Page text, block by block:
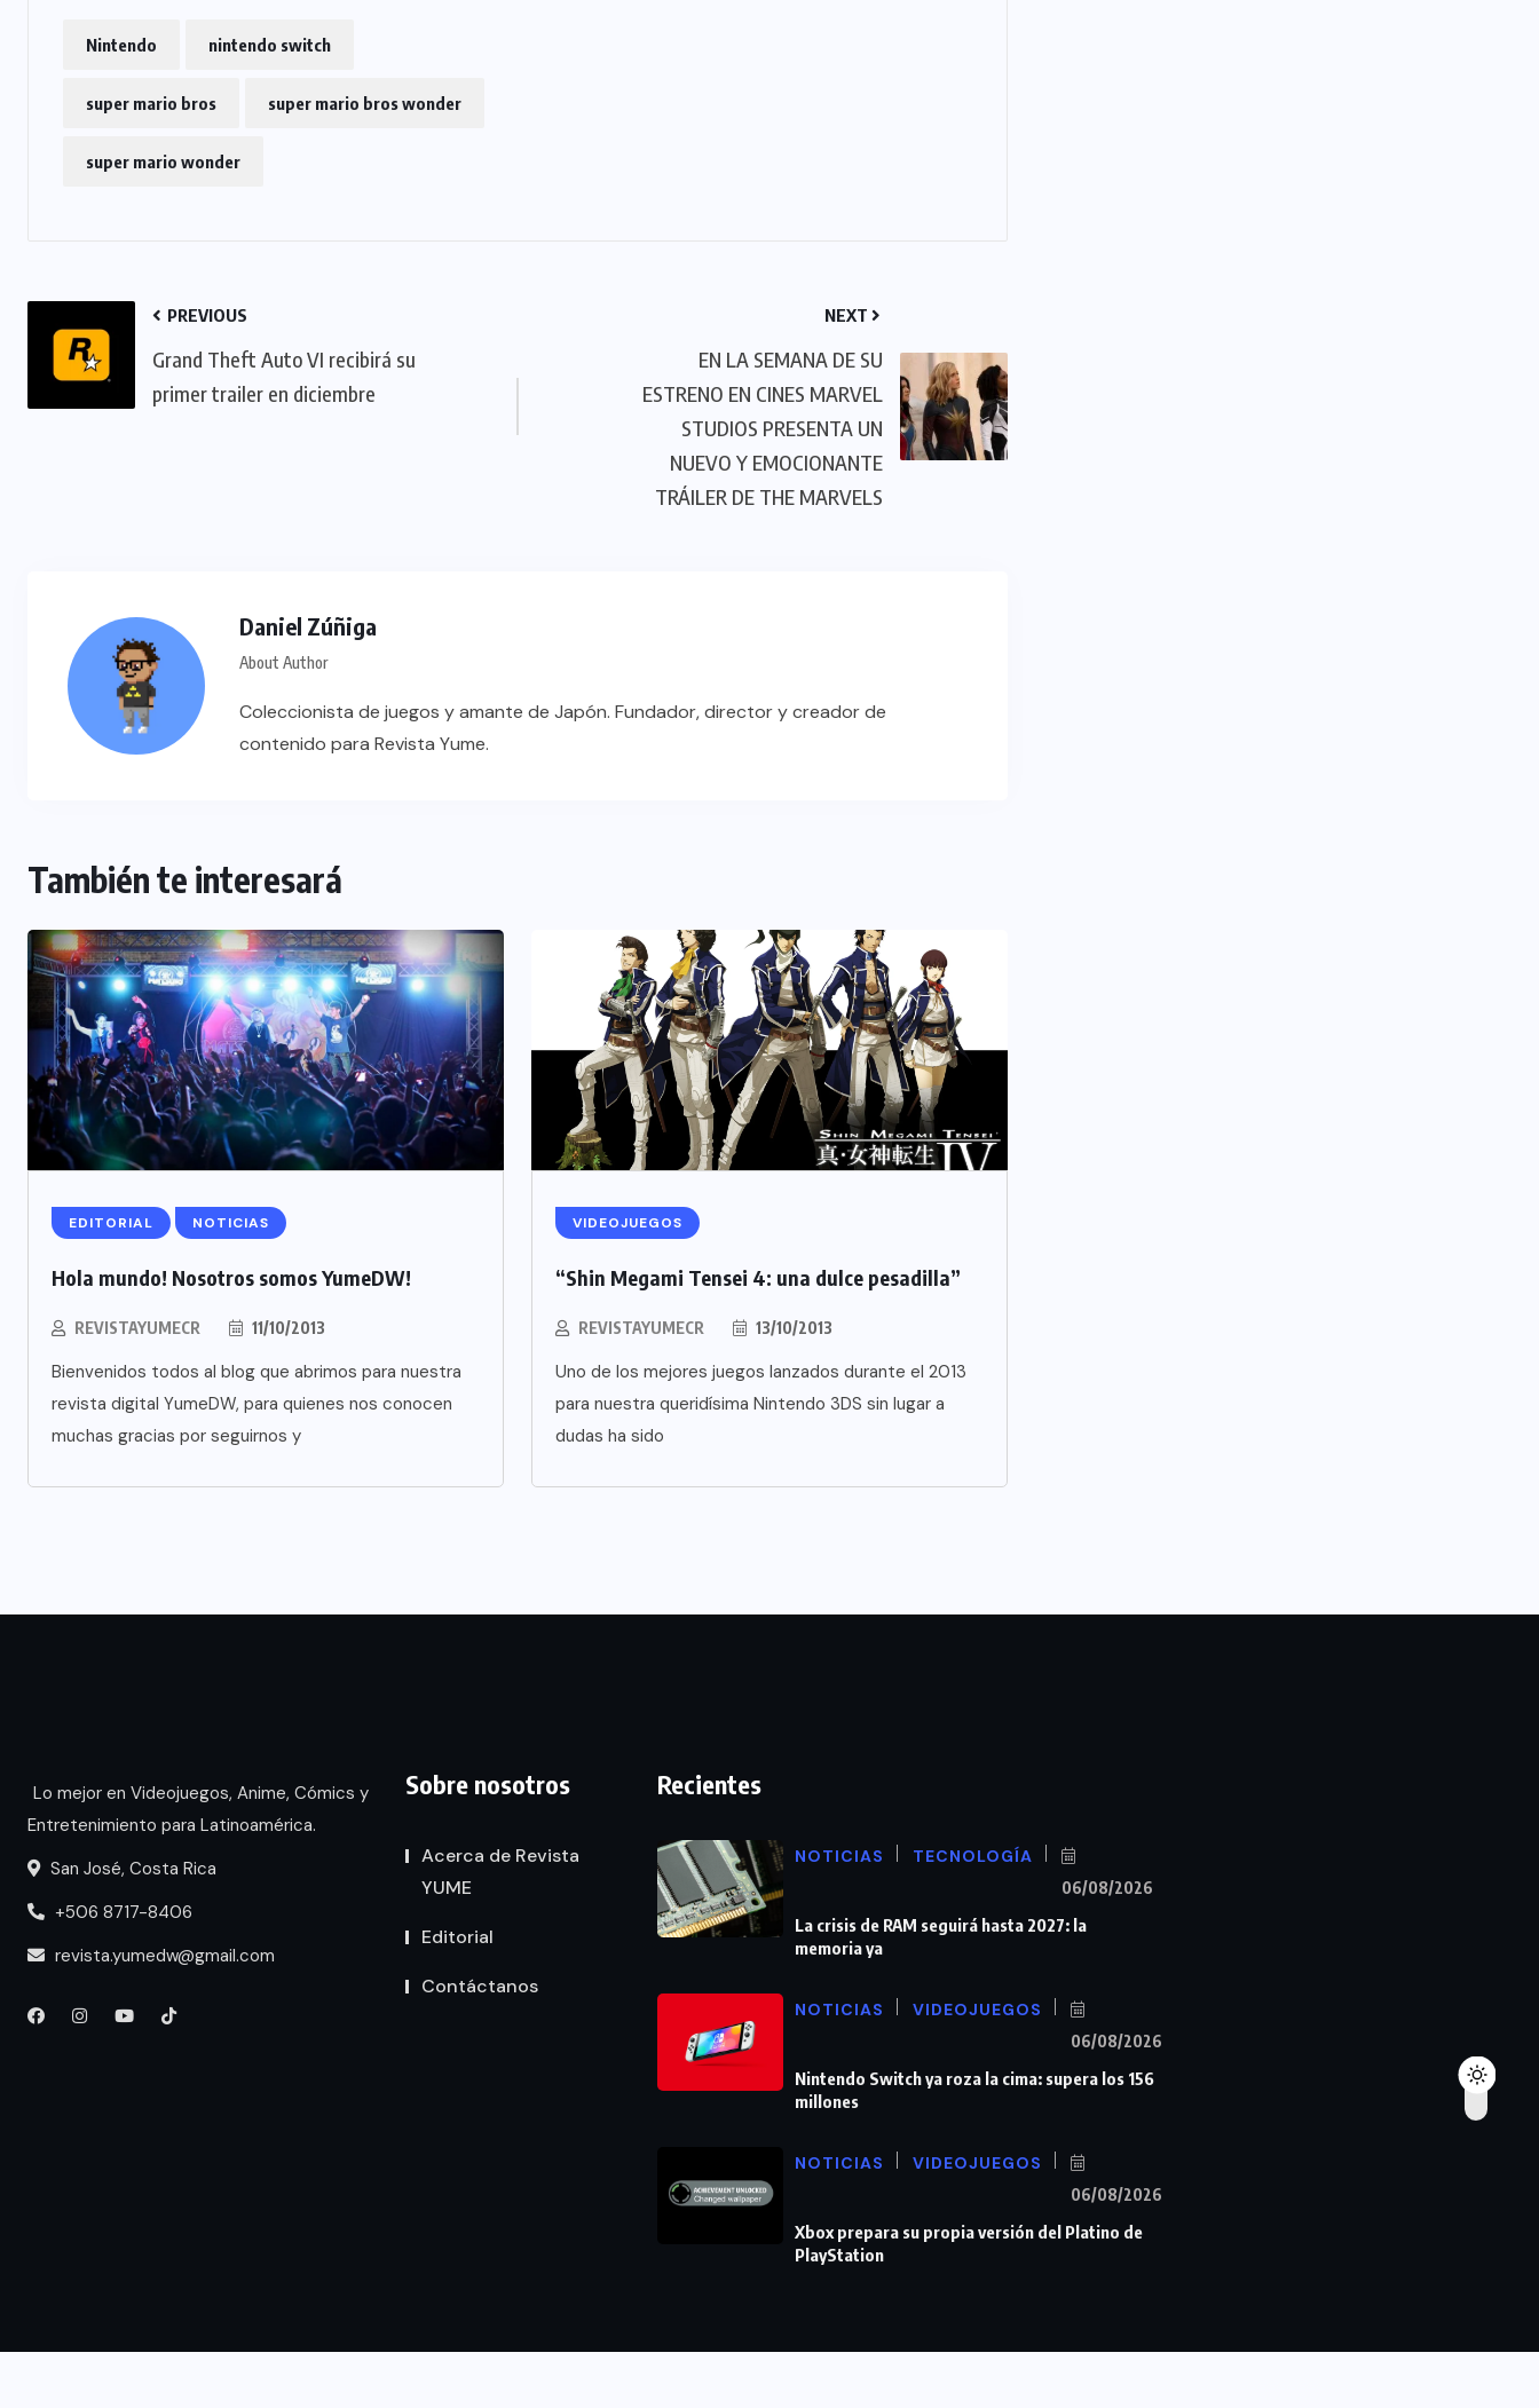
Nintendo nintendo switch
super mario bros super mario bros wonder
super mario wonder
PREVIOUS
Grand Theft Auto VI recibirá su
primer trailer en diciembre
NEXT
EN LA SEMANA DE SU
ESTRENO EN CINES MARVEL
STUDIOS PRESENTA UN
NUEVO Y EMOCIONANTE
TRÁILER DE THE MARVELS
Daniel Zúñiga
About Author
Coleccionista de juegos y amante de Japón. Fundador, director y creador de
contenido para Revista Yume.
También te interesará
EDITORIAL NOTICIAS
Hola mundo! Nosotros somos YumeDW!
REVISTAYUMECR 11/10/2013
Bienvenidos todos al blog que abrimos para nuestra
revista digital YumeDW, para quienes nos conocen
muchas gracias por seguirnos y
VIDEOJUEGOS
“Shin Megami Tensei 4: una dulce pesadilla”
REVISTAYUMECR 13/10/2013
Uno de los mejores juegos lanzados durante el 2013
para nuestra queridísima Nintendo 3DS sin lugar a
dudas ha sido
Lo mejor en Videojuegos, Anime, Cómics y
Entretenimiento para Latinoamérica.
San José, Costa Rica
+506 8717-8406
revista.yumedw@gmail.com
Sobre nosotros
Acerca de Revista
YUME
Editorial
Contáctanos
Recientes
NOTICIAS TECNOLOGÍA
06/08/2026
La crisis de RAM seguirá hasta 2027: la
memoria ya
NOTICIAS VIDEOJUEGOS
06/08/2026
Nintendo Switch ya roza la cima: supera los 156
millones
NOTICIAS VIDEOJUEGOS
06/08/2026
Xbox prepara su propia versión del Platino de
PlayStation